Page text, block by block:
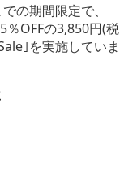
の期間限定で、
OFFの3,850円(税
｣を実施していま